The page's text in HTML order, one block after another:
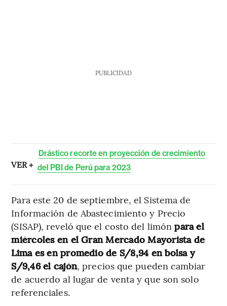
PUBLICIDAD
VER +
Drástico recorte en proyección de crecimiento
del PBI de Perú para 2023
Para este 20 de septiembre, el Sistema de
Información de Abastecimiento y Precio
(SISAP), reveló que el costo del limónpara el
miércoles en el Gran Mercado Mayorista de
Lima es en promedio de S/8,94 en bolsa y
S/9,46 el cajón, precios que pueden cambiar
de acuerdo al lugar de venta y que son solo
referenciales.